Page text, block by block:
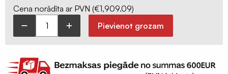
€12,000.00.
€11,000.00.
Cena norādīta ar PVN (€1,909.09)
Q600
ERV
Pievienot grozam
Celtniecības
lentas
pieslēgumu
lentas